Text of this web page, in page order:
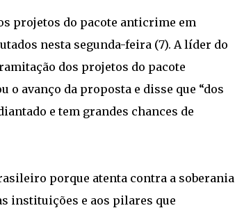
projetos do pacote anticrime em
nesta segunda-feira (7). A líder do
dos projetos do pacote
avanço da proposta e disse que “dos
e tem grandes chances de
porque atenta contra a soberania
instituições e aos pilares que